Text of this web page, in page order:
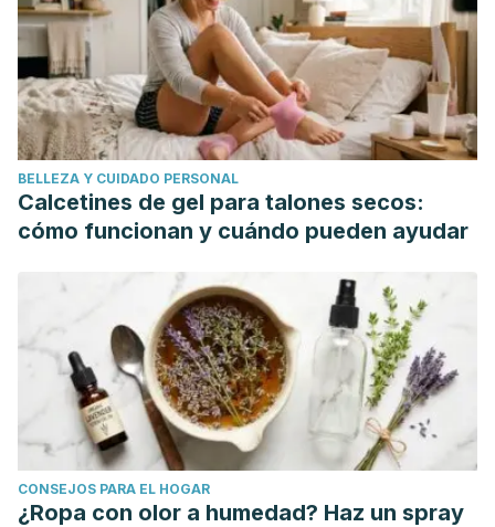
(2004). INTOXICACIÓN POR SULFATO DE MAGNESIO EN
PACIENTES CON PREECLAMPSIA Y ECLAMPSIA E
INSUFICIENCIA RENAL.Revista Chilena de Obstetricia y
Ginecología. https://doi.org/10.4067/s0717-
75262004000100009
Cruz O., M., Doren V., A., Fernández B., R., Salinas T., J. A.,
Urzúa B., S., & Tapia I., J. L. (2009). Intoxicación neonatal
por sulfato de magnesio: Caso clínico.
Revista Chilena de
. https://doi.org/10.4067/s0370-
41062009000300008
BELLEZA Y CUIDADO PERSONAL
Calcetines de gel para talones secos:
cómo funcionan y cuándo pueden ayudar
CONSEJOS PARA EL HOGAR
¿Ropa con olor a humedad? Haz un spray